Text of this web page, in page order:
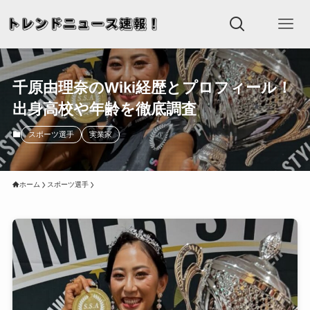
千原由理奈のWiki経歴とプロフィール！
出身高校や年齢を徹底調査
スポーツ選手 実業家
ホーム スポーツ選手